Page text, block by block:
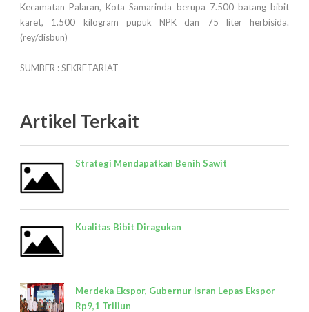
Kecamatan Palaran, Kota Samarinda berupa 7.500 batang bibit
karet, 1.500 kilogram pupuk NPK dan 75 liter herbisida.
(rey/disbun)
SUMBER : SEKRETARIAT
Artikel Terkait
Strategi Mendapatkan Benih Sawit
Kualitas Bibit Diragukan
Merdeka Ekspor, Gubernur Isran Lepas Ekspor
Rp9,1 Triliun